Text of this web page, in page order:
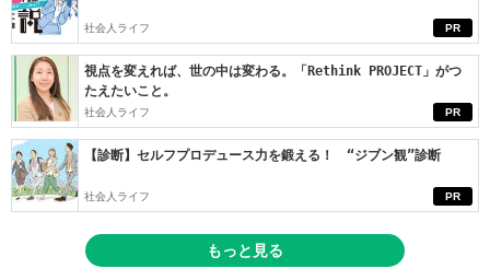
PR
社会人ライフ
PR
視点を変えれば、世の中は変わる。「Rethink PROJECT」がつ
たえたいこと。
社会人ライフ
PR
【診断】セルフプロデュース力を鍛える！ “ジブン観”診断
社会人ライフ
もっと見る